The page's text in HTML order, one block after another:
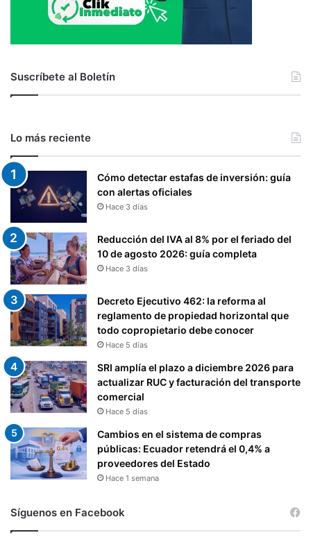
Suscríbete al Boletín
Lo más reciente
Cómo detectar estafas de inversión: guía
con alertas oficiales
Hace 3 días
Reducción del IVA al 8% por el feriado del
10 de agosto 2026: guía completa
Hace 3 días
Decreto Ejecutivo 462: la reforma al
reglamento de propiedad horizontal que
todo copropietario debe conocer
Hace 5 días
SRI amplía el plazo a diciembre 2026 para
actualizar RUC y facturación del transporte
comercial
Hace 5 días
Cambios en el sistema de compras
públicas: Ecuador retendrá el 0,4% a
proveedores del Estado
Hace 1 semana
Síguenos en Facebook